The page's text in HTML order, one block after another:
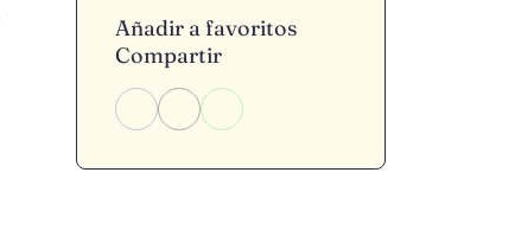
Añadir a favoritos
Compartir